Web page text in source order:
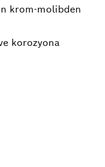
krom-molibden
korozyona